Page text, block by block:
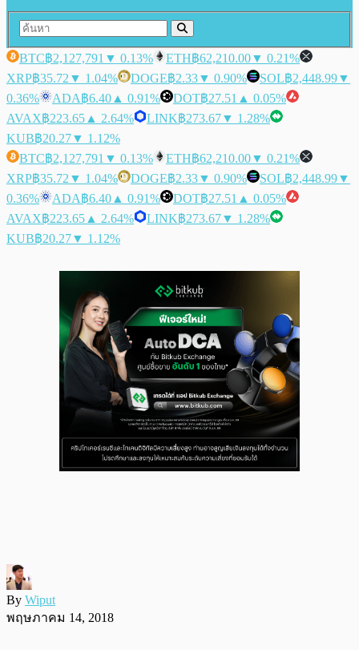
BTC฿2,127,791 ▼ 0.13% ETH฿62,210.00▼ 0.21%
XRP฿35.72 ▼ 1.04% DOGE฿2.33▼ 0.90% SOL฿2,448.99▼
0.36%
ADA฿6.40 ▲ 0.91% DOT฿27.51 ▲ 0.05%
AVAX฿223.65 ▲ 2.64% LINK฿273.67▼ 1.28%
KUB฿20.27▼ 1.12%
BTC฿2,127,791 ▼ 0.13% ETH฿62,210.00▼ 0.21%
XRP฿35.72 ▼ 1.04% DOGE฿2.33▼ 0.90% SOL฿2,448.99▼
0.36%
ADA฿6.40 ▲ 0.91% DOT฿27.51 ▲ 0.05%
AVAX฿223.65 ▲ 2.64% LINK฿273.67▼ 1.28%
KUB฿20.27▼ 1.12%
By Wiput
พฤษภาคม 14, 2018